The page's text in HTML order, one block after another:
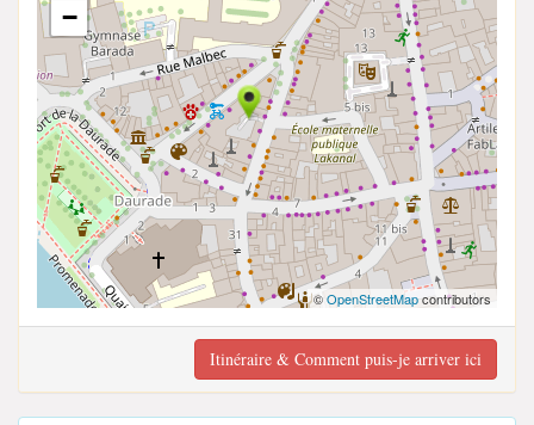
−
©OpenStreetMapcontributors
Itinéraire & Comment puis-je arriver ici